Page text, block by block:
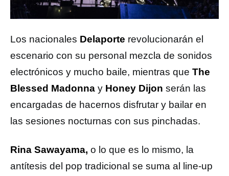
Los nacionales Delaporte revolucionarán el
escenario con su personal mezcla de sonidos
electrónicos y mucho baile, mientras que The
Blessed Madonna y Honey Dijon serán las
encargadas de hacernos disfrutar y bailar en
las sesiones nocturnas con sus pinchadas.
Rina Sawayama, o lo que es lo mismo, la
antítesis del pop tradicional se suma al line-up